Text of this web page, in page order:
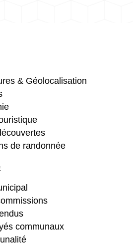
& Géolocalisation
de randonnée
communaux